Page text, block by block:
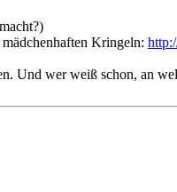
Kringeln:
Und wer weiß schon, an